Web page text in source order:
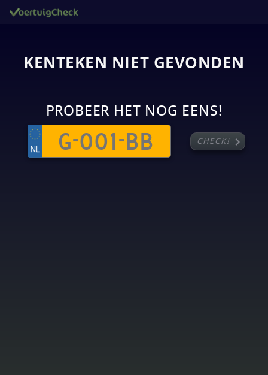
KENTEKEN NIET GEVONDEN
PROBEER HET NOG EENS!
CHECK! chevron_right